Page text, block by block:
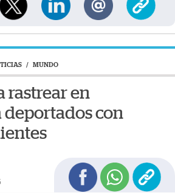
/ MUNDO
rastrear en
deportados con